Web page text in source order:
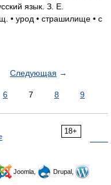
язык. З. Е.
• урод • страшилище • с
Следующая →
6 7 8 9
18+
Joomla,
Drupal,